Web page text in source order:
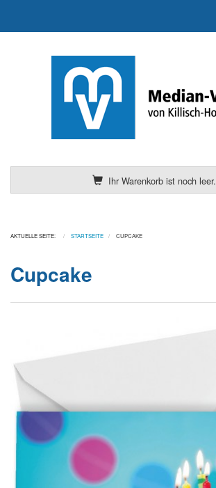
Ihr Warenkorb ist noch leer.
AKTUELLE SEITE: STARTSEITE CUPCAKE
Cupcake